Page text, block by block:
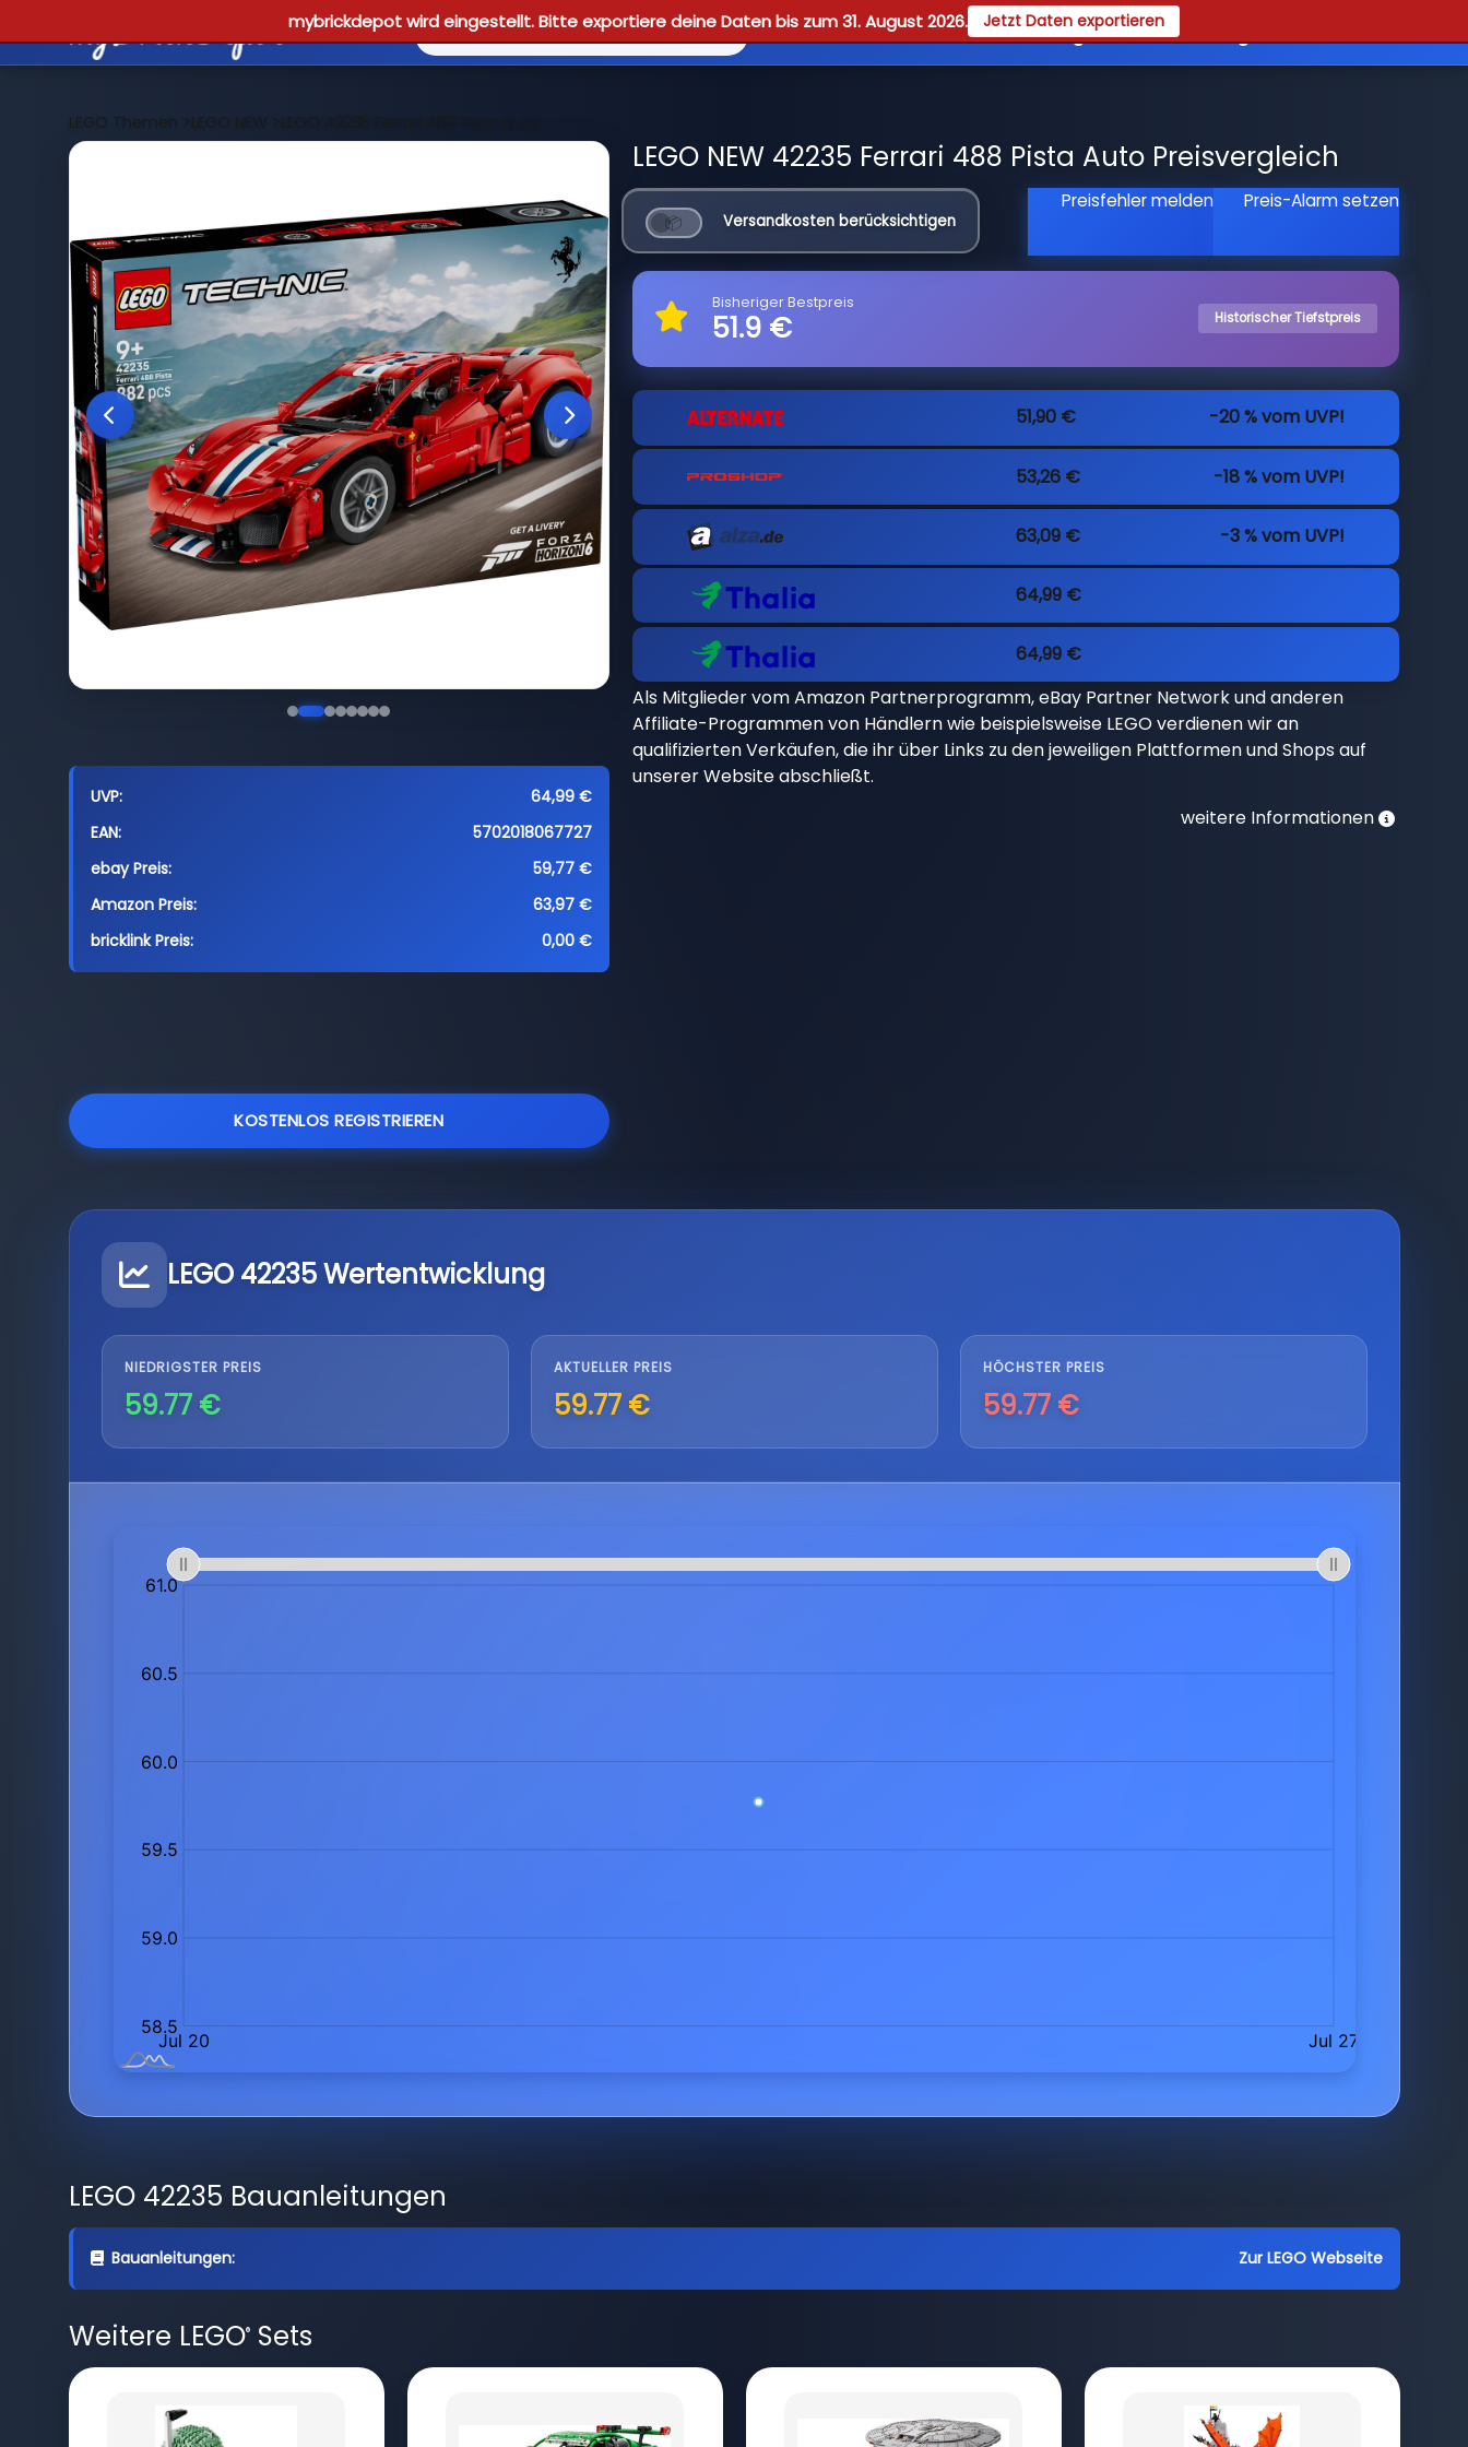
mybrickdepot wird eingestellt. Bitte exportiere deine Daten bis zum 31. August 2026. Jetzt Daten exportieren
Reviews Guides Registrieren
LEGO Themen >LEGO NEW >LEGO 42235 Ferrari 488 Pista Auto
UVP:
64,99 €
EAN:
5702018067727
ebay Preis:
59,77 €
Amazon Preis:
63,97 €
bricklink Preis:
0,00 €
KOSTENLOS REGISTRIEREN
LEGO NEW 42235 Ferrari 488 Pista Auto Preisvergleich
Versandkosten berücksichtigen
Preisfehler melden Preis-Alarm setzen
Bisheriger Bestpreis
51.9 € Historischer Tiefstpreis
51,90 € -20 % vom UVP!
53,26 € -18 % vom UVP!
63,09 € -3 % vom UVP!
64,99 €
64,99 €
Als Mitglieder vom Amazon Partnerprogramm, eBay Partner Network und anderen
Affiliate-Programmen von Händlern wie beispielsweise LEGO verdienen wir an
qualifizierten Verkäufen, die ihr über Links zu den jeweiligen Plattformen und Shops auf
unserer Website abschließt.
weitere Informationen
LEGO 42235 Wertentwicklung
NIEDRIGSTER PREIS
59.77 €
AKTUELLER PREIS
59.77 €
HÖCHSTER PREIS
59.77 €
LEGO 42235 Bauanleitungen
Bauanleitungen: Zur LEGO Webseite
Weitere LEGO®Sets